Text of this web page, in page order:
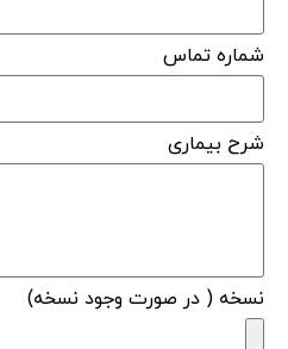
شماره تماس
شرح بیماری
نسخه ( در صورت وجود نسخه)